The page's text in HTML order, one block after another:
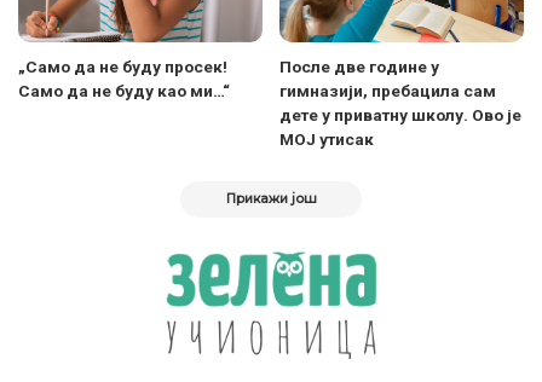
„Само да не буду просек!
Само да не буду као ми…“
После две године у
гимназији, пребацила сам
дете у приватну школу. Ово је
МОЈ утисак
Прикажи још